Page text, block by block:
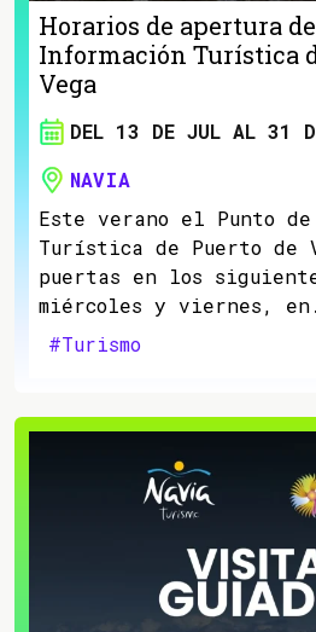
Horarios de apertura
Información Turística
Vega
DEL 13 DE JUL AL 31
NAVIA
Este verano el Punto
Turística de Puerto de
puertas en los
miércoles y viernes,
#Turismo